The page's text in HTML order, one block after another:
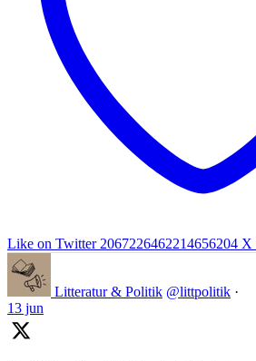
Like on Twitter 2067226462214656204 X
Litteratur & Politik @littpolitik ·
13 jun